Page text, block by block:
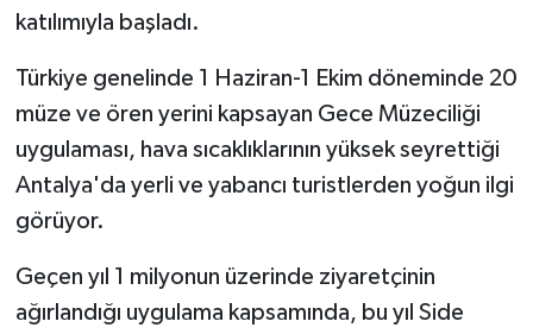
katılımıyla başladı.
Türkiye genelinde 1 Haziran-1 Ekim döneminde 20
müze ve ören yerini kapsayan Gece Müzeciliği
uygulaması, hava sıcaklıklarının yüksek seyrettiği
Antalya'da yerli ve yabancı turistlerden yoğun ilgi
görüyor.
Geçen yıl 1 milyonun üzerinde ziyaretçinin
ağırlandığı uygulama kapsamında, bu yıl Side